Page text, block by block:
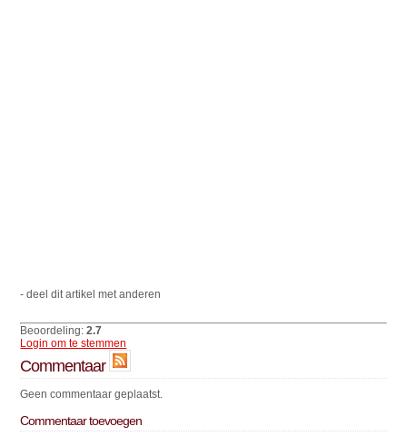
- deel dit artikel met anderen
Beoordeling:2.7
Login om te stemmen
Commentaar
Geen commentaar geplaatst.
Commentaar toevoegen